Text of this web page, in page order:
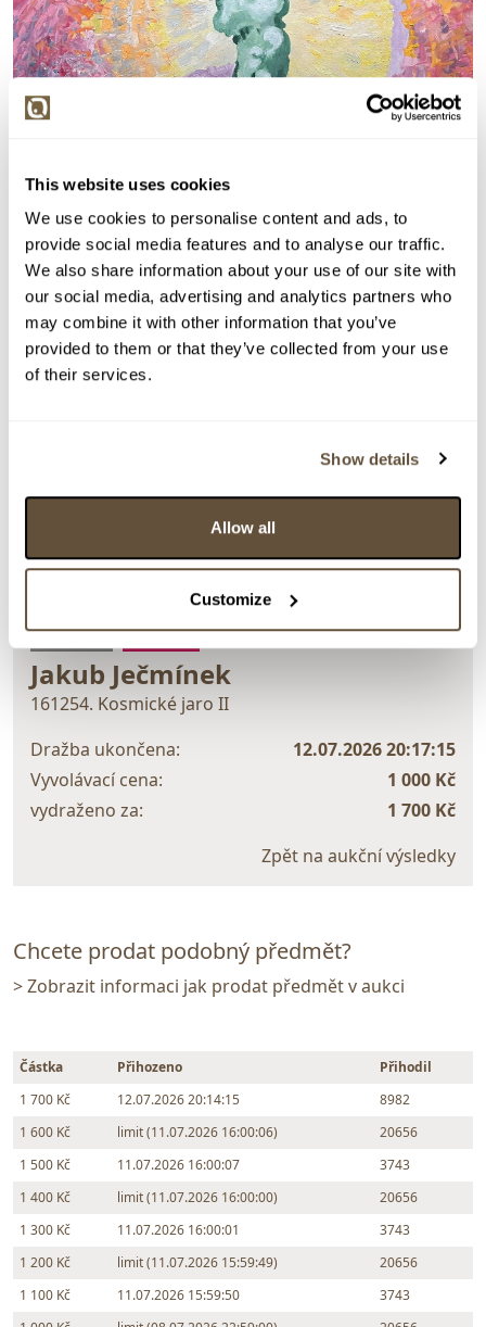
This website uses cookies
We use cookies to personalise content and ads, to
provide social media features and to analyse our traffic.
We also share information about your use of our site with
our social media, advertising and analytics partners who
may combine it with other information that you’ve
provided to them or that they’ve collected from your use
of their services.
Show details
Allow all
Customize
> Zobrazit detail položky a informace o autorovi
> zpět na aukční výsledky
Jakub Ječmínek
161254. Kosmické jaro II
Dražba ukončena:
12.07.2026 20:17:15
Vyvolávací cena:
1 000 Kč
vydraženo za:
1 700 Kč
Zpět na aukční výsledky
Chcete prodat podobný předmět?
> Zobrazit informaci jak prodat předmět v aukci
Částka Přihozeno
Přihodil
1 700 Kč
12.07.2026 20:14:15
8982
1 600 Kč
limit (11.07.2026 16:00:06)
20656
1 500 Kč
11.07.2026 16:00:07
3743
1 400 Kč
limit (11.07.2026 16:00:00)
20656
1 300 Kč
11.07.2026 16:00:01
3743
1 200 Kč
limit (11.07.2026 15:59:49)
20656
1 100 Kč
11.07.2026 15:59:50
3743